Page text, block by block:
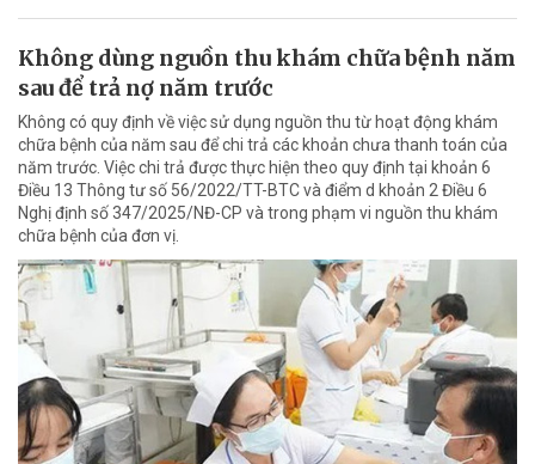
Không dùng nguồn thu khám chữa bệnh năm
sau để trả nợ năm trước
Không có quy định về việc sử dụng nguồn thu từ hoạt động khám
chữa bệnh của năm sau để chi trả các khoản chưa thanh toán của
năm trước. Việc chi trả được thực hiện theo quy định tại khoản 6
Điều 13 Thông tư số 56/2022/TT-BTC và điểm d khoản 2 Điều 6
Nghị định số 347/2025/NĐ-CP và trong phạm vi nguồn thu khám
chữa bệnh của đơn vị.